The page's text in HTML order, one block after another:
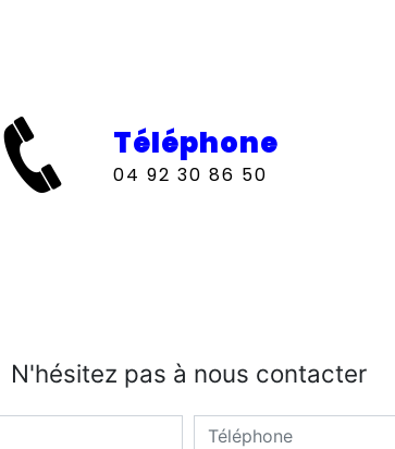
Téléphone
04 92 30 86 50
N'hésitez pas à nous contacter